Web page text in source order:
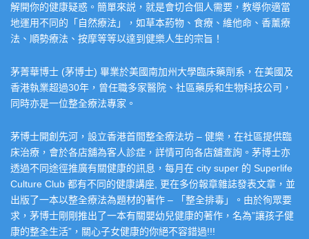
解開你的健康疑惑。簡單來説，就是會切合個人需要，教導你適當
地運用不同的「自然療法」，如草本葯物、食療、維他命、香薰療
法、順勢療法、按摩等等以達到健樂人生的宗旨！
茅菁華博士 (茅博士) 畢業於美國南加州大學臨床藥劑系，在美國及
香港執業超過30年，曾任職多家醫院、社區藥房和生物科技公司，
同時亦是一位整全療法專家。
茅博士開創先河，設立香港首間整全療法坊 – 健樂，在社區提供臨
床治療，會於各店舖為客人診症，詳情可向各店舖查詢。茅博士亦
透過不同途徑推廣有關健康的訊息，每月在 city super 的 Superlife
Culture Club 都有不同的健康講座, 更在多份報章雜誌發表文章，並
出版了一本以整全療法為題材的著作 – 「整全排毒」。由於徇眾要
求，茅博士剛剛推出了一本有關嬰幼兒健康的著作，名為”讓孩子健
康的整全生活”，關心子女健康的你絕不容錯過!!!